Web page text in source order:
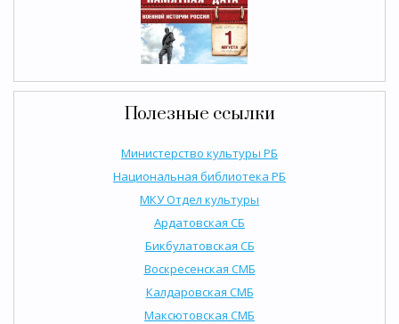
Полезные ссылки
Министерство культуры РБ
Национальная библиотека РБ
МКУ Отдел культуры
Ардатовская СБ
Бикбулатовская СБ
Воскресенская СМБ
Калдаровская СМБ
Максютовская СМБ